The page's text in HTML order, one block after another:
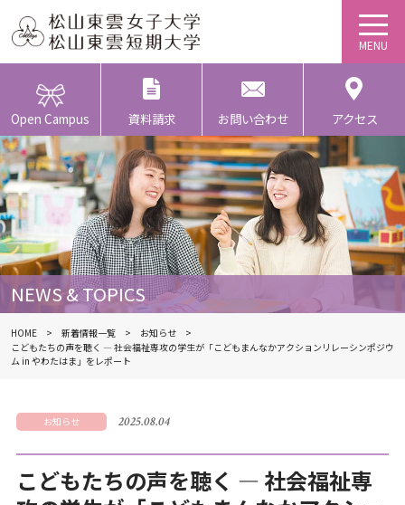
Open Campus 資料請求 お問い合わせ アクセス
NEWS & TOPICS
HOME 新着情報一覧
お知らせ
こどもたちの声を聴く ― 社会福祉専攻の学生が「こどもまんなかアクションリレーシンポジウ
ム in やわたはま」をレポート
お知らせ 2025.08.04
こどもたちの声を聴く ― 社会福祉専